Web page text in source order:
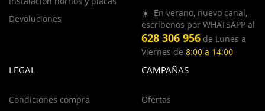
Devoluciones
☀️ En verano, nuevo canal,
escríbenos por WHATSAPP al
628 306 956 de Lunes a
Viernes de 8:00 a 14:00
LEGAL
Condiciones compra
CAMPAÑAS
Ofertas